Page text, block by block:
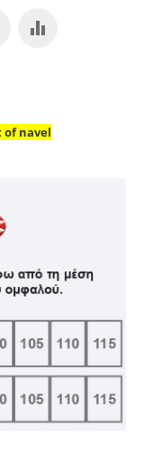
navel